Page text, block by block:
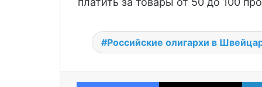
Российские олигархи в
Facebook X